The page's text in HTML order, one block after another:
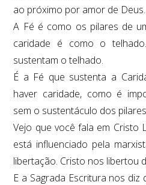
ao próximo por amor de Deus.
A Fé é como os pilares de
caridade é como o
sustentam o telhado.
É a Fé que sustenta a
haver caridade, como é
sem o sustentáculo dos
Vejo que você fala em Cristo
está influenciado pela
libertação. Cristo nos libertou
E a Sagrada Escritura nos diz